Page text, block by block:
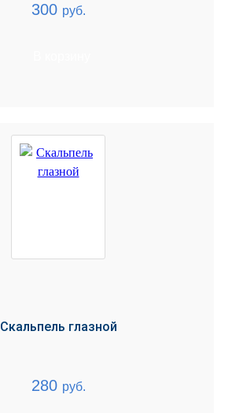
300 руб.
Скальпель глазной
280 руб.